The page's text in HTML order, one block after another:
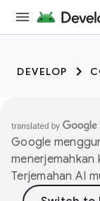
DEVELOP
Google
menerjemahkan
Terjemahan AI